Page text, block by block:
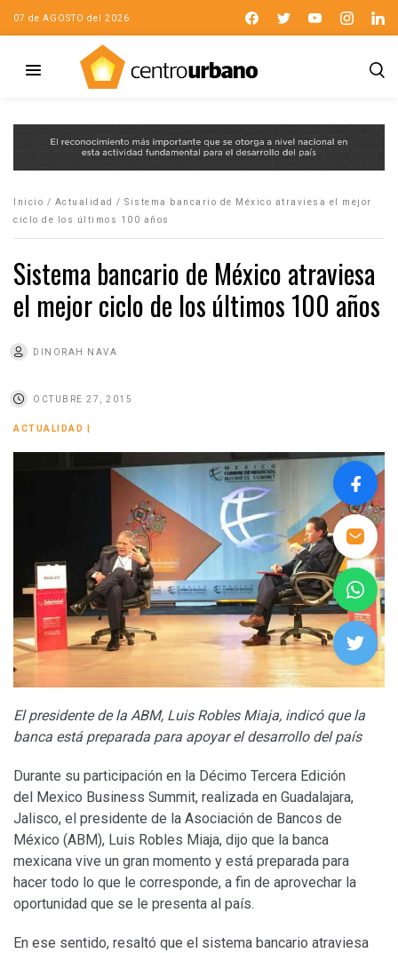
07 de AGOSTO del 2026
Inicio / Actualidad / Sistema bancario de México atraviesa el mejor
ciclo de los últimos 100 años
Sistema bancario de México atraviesa
el mejor ciclo de los últimos 100 años
DINORAH NAVA
OCTUBRE 27, 2015
ACTUALIDAD
El presidente de la ABM, Luis Robles Miaja, indicó que la
banca está preparada para apoyar el desarrollo del país
Durante su participación en la Décimo Tercera Edición
del Mexico Business Summit, realizada en Guadalajara,
Jalisco, el presidente de la Asociación de Bancos de
México (ABM), Luis Robles Miaja, dijo que la banca
mexicana vive un gran momento y está preparada para
hacer todo lo que le corresponde, a fin de aprovechar la
oportunidad que se le presenta al país.
En ese sentido, resaltó que el sistema bancario atraviesa